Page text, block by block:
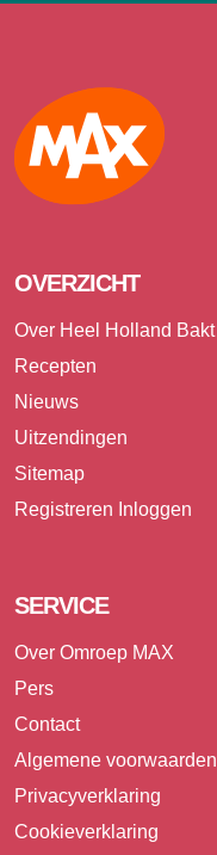
Max
OVERZICHT
Over Heel Holland Bakt
Recepten
Nieuws
Uitzendingen
Sitemap
Registreren Inloggen
SERVICE
Over Omroep MAX
Pers
Contact
Algemene voorwaarden
Privacyverklaring
Cookieverklaring